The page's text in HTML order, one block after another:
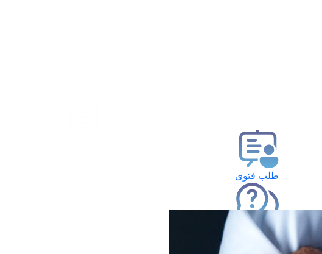
طلب فتوى
استعلام عن فتوى